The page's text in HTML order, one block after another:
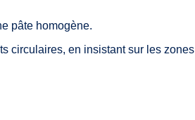
pâte homogène.
circulaires, en insistant sur les zones